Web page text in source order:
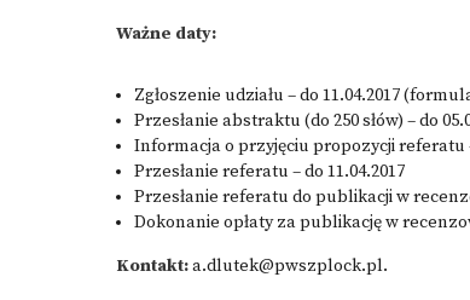
Ważne daty:
Zgłoszenie udziału – do 11.04.2017
Przesłanie abstraktu (do 250 słów) – do
Informacja o przyjęciu propozycji referatu
Przesłanie referatu – do 11.04.2017
Przesłanie referatu do publikacji w
Dokonanie opłaty za publikację w
Kontakt:a.dlutek@pwszplock.pl.